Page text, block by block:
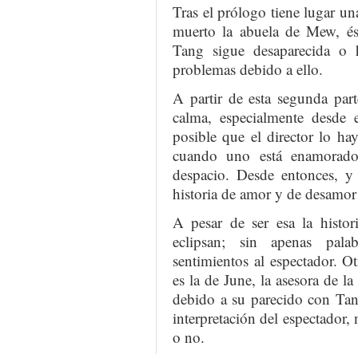
Tras el prólogo tiene lugar
muerto la abuela de Mew,
Tang sigue desaparecida
problemas debido a ello.
A partir de esta segunda
calma, especialmente
posible que el director lo
cuando uno está
despacio. Desde entonces,
historia de amor y de
A pesar de ser esa la
eclipsan; sin apenas
sentimientos al espectador.
es la de June, la asesora de
debido a su parecido con
interpretación del
o no.